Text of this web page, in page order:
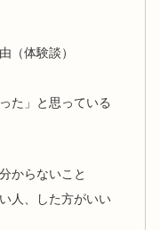
（体験談）
た」と思っている
からないこと
人、した方がいい